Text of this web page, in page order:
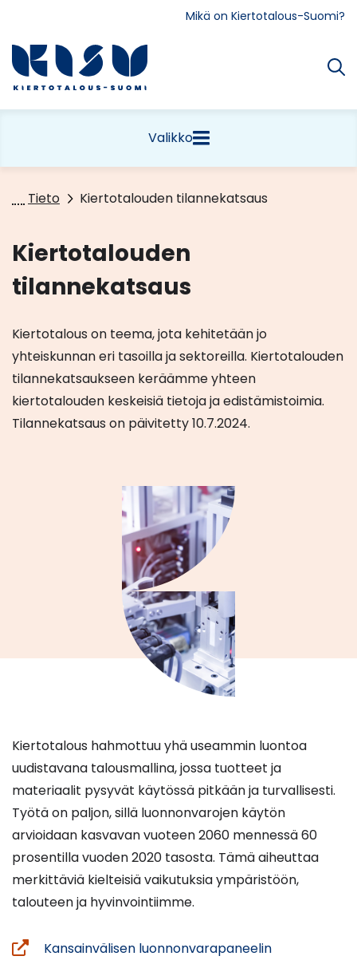
Mikä on Kiertotalous-Suomi?
Etusivu
Valikko
Tieto Kiertotalouden tilannekatsaus
Kiertotalouden
tilannekatsaus
Kiertotalous on teema, jota kehitetään jo
yhteiskunnan eri tasoilla ja sektoreilla. Kiertotalouden
tilannekatsaukseen keräämme yhteen
kiertotalouden keskeisiä tietoja ja edistämistoimia.
Tilannekatsaus on päivitetty 10.7.2024.
Kiertotalous hahmottuu yhä useammin luontoa
uudistavana talousmallina, jossa tuotteet ja
materiaalit pysyvät käytössä pitkään ja turvallisesti.
Työtä on paljon, sillä luonnonvarojen käytön
arvioidaan kasvavan vuoteen 2060 mennessä 60
prosentilla vuoden 2020 tasosta. Tämä aiheuttaa
merkittäviä kielteisiä vaikutuksia ympäristöön,
talouteen ja hyvinvointiimme.
Kansainvälisen luonnonvarapaneelin